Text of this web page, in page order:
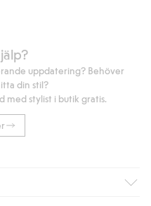
uppdatering? Behöver
din stil?
med stylist i butik gratis.